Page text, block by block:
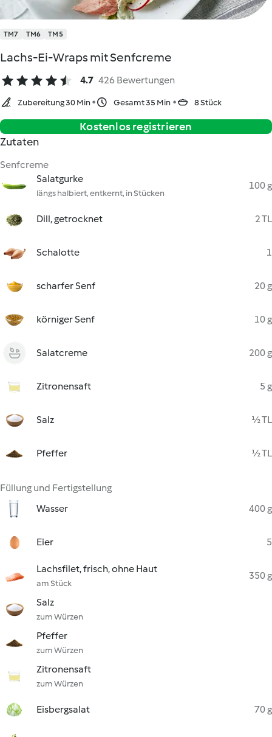
TM7 TM6 TM5
Lachs-Ei-Wraps mit Senfcreme
4.7 426 Bewertungen
Zubereitung 30 Min Gesamt 35 Min 8 Stück
Kostenlos registrieren
Zutaten
Senfcreme
Salatgurke
längs halbiert, entkernt, in Stücken
100 g
Dill, getrocknet 2 TL
Schalotte 1
scharfer Senf 20 g
körniger Senf 10 g
Salatcreme 200 g
Zitronensaft 5 g
Salz ½ TL
Pfeffer ½ TL
Füllung und Fertigstellung
Wasser
400 g
Eier 5
Lachsfilet, frisch, ohne Haut
am Stück
350 g
Salz
zum Würzen
Pfeffer
zum Würzen
Zitronensaft
zum Würzen
Eisbergsalat 70 g